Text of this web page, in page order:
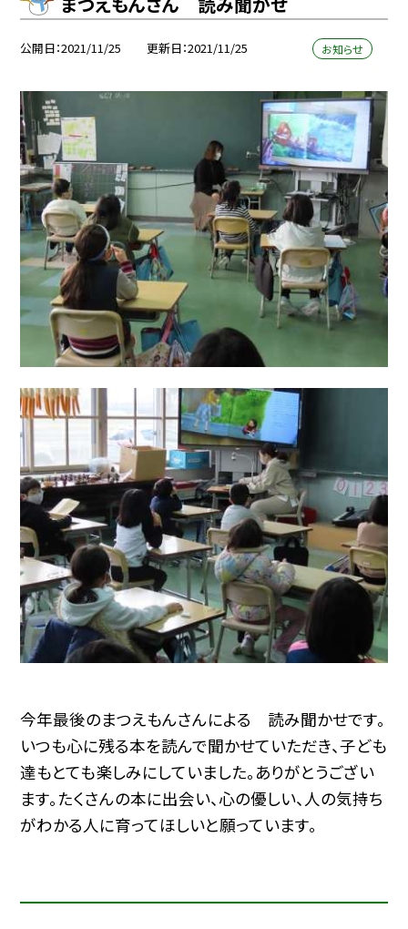
公開日 2021/11/25 更新日 2021/11/25 お知らせ
今年最後のまつえもんさんによる 読み聞かせです。
いつも心に残る本を読んで聞かせていただき、子ども
達もとても楽しみにしていました。ありがとうござい
ます。たくさんの本に出会い、心の優しい、人の気持ち
がわかる人に育ってほしいと願っています。